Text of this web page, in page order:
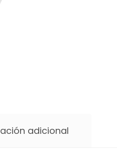
adicional